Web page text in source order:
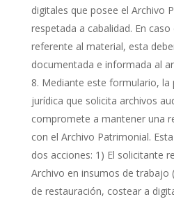
digitales que posee el Archivo
respetada a cabalidad. En
referente al material, esta
documentada e informada al
Mediante este formulario, la
jurídica que solicita archivos
compromete a mantener una
con el Archivo Patrimonial.
dos acciones: 1) El solicitante
Archivo en insumos de trabajo
de restauración, costear a